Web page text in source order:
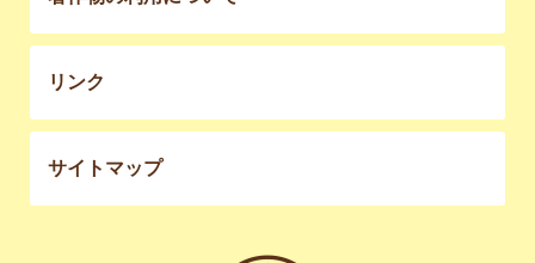
リンク
サイトマップ